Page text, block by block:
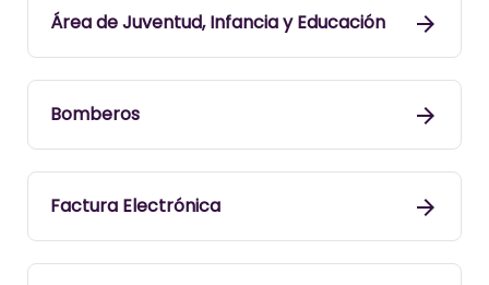
Área de Juventud, Infancia y Educación
Bomberos
Factura Electrónica